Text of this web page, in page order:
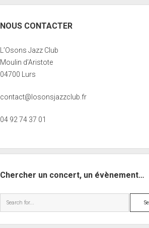
NOUS CONTACTER
L’Osons Jazz Club
Moulin d’Aristote
04700 Lurs
contact@losonsjazzclub.fr
04 92 74 37 01
Chercher un concert, un évènement…
Search